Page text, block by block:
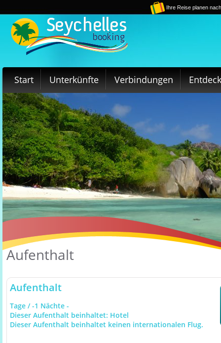
Ihre Reise planen
Start Unterkünfte Verbindungen
Aufenthalt
Aufenthalt
Tage / -1 Nächte -
Dieser Aufenthalt beinhaltet: Hotel
Dieser Aufenthalt beinhaltet keinen internationalen Flug.